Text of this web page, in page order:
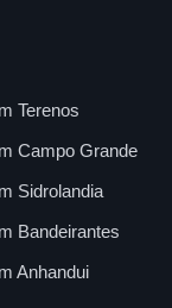
Terenos
Campo Grande
Sidrolandia
Bandeirantes
Anhandui